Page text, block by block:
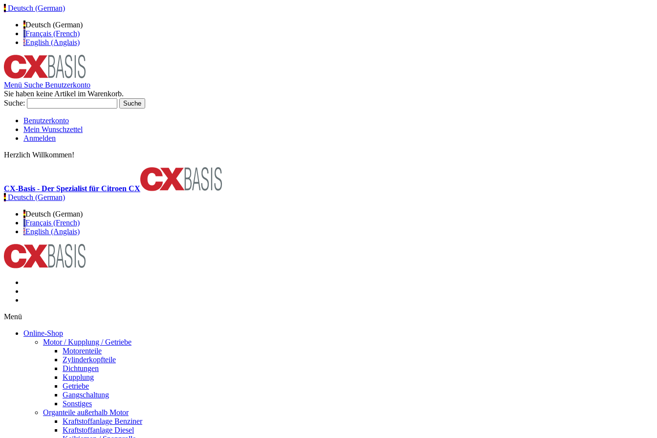
Deutsch (German)
Deutsch (German)
Français (French)
English (Anglais)
Menü Suche Benutzerkonto
Sie haben keine Artikel im Warenkorb.
Suche:
Suche
Benutzerkonto
Mein Wunschzettel
Anmelden
Herzlich Willkommen!
CX-Basis - Der Spezialist für Citroen CX
Deutsch (German)
Deutsch (German)
Français (French)
English (Anglais)
Menü
Online-Shop
Motor / Kupplung / Getriebe
Motorenteile
Zylinderkopfteile
Dichtungen
Kupplung
Getriebe
Gangschaltung
Sonstiges
Organteile außerhalb Motor
Kraftstoffanlage Benziner
Kraftstoffanlage Diesel